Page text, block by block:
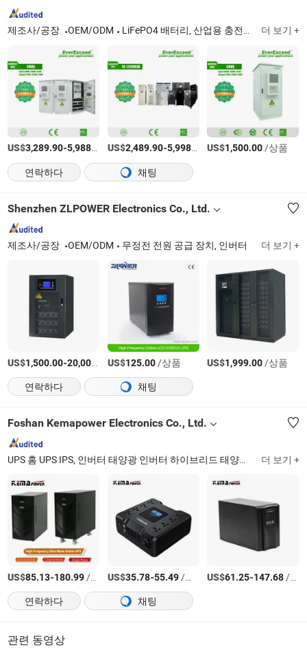
제조사/공장 OEM/ODM LiFePO4 배터리, 산업용 충전기, 모듈형 직류 충전기, 태양광 에너지 시스템, 통신 전원 시스템, 납산 배터리 더 보기 +
US$3,289.90-5,988.90 /상품
US$2,489.90-5,998.70 /상품
US$1,500.00/상품
연락하다
채팅
Shenzhen ZLPOWER Electronics Co., Ltd.
제조사/공장 OEM/ODM 무정전 전원 공급 장치, 인버터 더 보기 +
US$1,500.00-20,000.00 /상품
US$125.00/상품 US$1,999.00/상품
연락하다
채팅
Foshan Kemapower Electronics Co., Ltd.
UPS 홈 UPS IPS, 인버터 태양광 인버터 하이브리드 태양광 인버터, 태양광 충전 컨트롤러 태양광 조절기, 배터리 충전기, 태양광 패널, 배터리 태양광 배터리 젤 배터리, 태양광 전력 시스템 태양광 발전기, 태양광 가로등 태양광 조명 헤드, 오프 그리드 인버터 온 그리드 타이 인버터, 인버터 조합 충전기 더 보기 +
US$85.13-180.99/상품 US$35.78-55.49/상품 US$61.25-147.68/상품
연락하다
채팅
관련 동영상